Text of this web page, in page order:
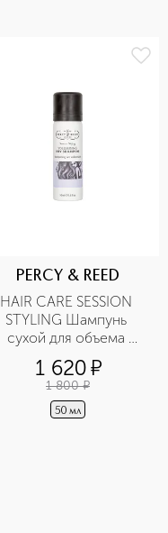
PERCY & REED
HAIR CARE SESSION
STYLING Шампунь
сухой для объема
волос в дорожном
формате
1 620¤
1 800 ¤
50 мл